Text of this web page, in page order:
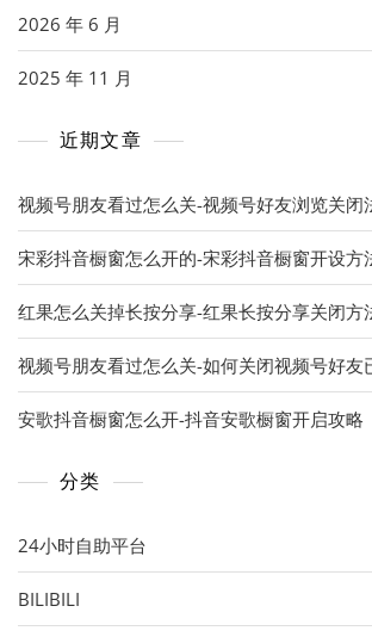
2026 年 6 月
2025 年 11 月
近期文章
视频号朋友看过怎么关-视频号好友浏览关闭
宋彩抖音橱窗怎么开的-宋彩抖音橱窗开设方
红果怎么关掉长按分享-红果长按分享关闭方
视频号朋友看过怎么关-如何关闭视频号好友
安歌抖音橱窗怎么开-抖音安歌橱窗开启攻略
分类
24小时自助平台
BILIBILI